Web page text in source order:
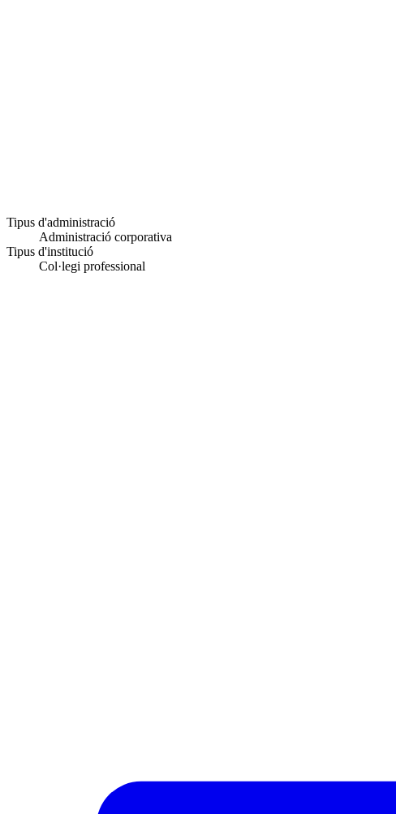
Tipus d'administració
Administració corporativa
Tipus d'institució
Col·legi professional